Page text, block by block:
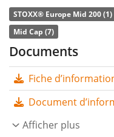
p.a.. Le iShares STOXX
est le seul ETF qui suit
L'ETF reproduit la
(réplication complète).
distribuésaux
STOXX® Europe Mid 200 (1)
Mid Cap (7)
Documents
Fiche
Document
Afficher plus